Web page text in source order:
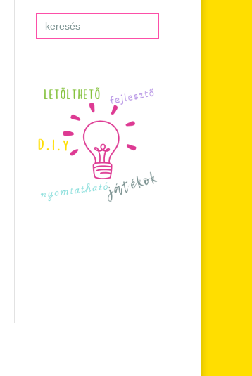
Search
for: